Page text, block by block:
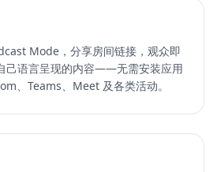
Mode，分享房间链接，观众即
己语言呈现的内容——无需安装应用
、Teams、Meet 及各类活动。